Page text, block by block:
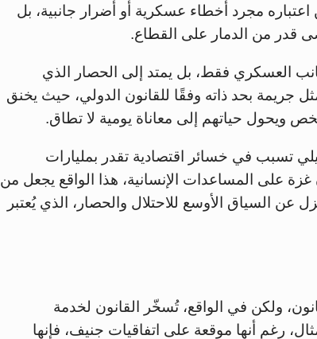
مجرد أخطاء عسكرية أو أضرار جانبية، بل
قدر من الدمار على القطاع.
العسكري فقط، بل يمتد إلى الحصار الذي
2007، هذا الحصار يمثل جريمة بحد ذاته وفقًا للقانون الدولي، حيث يخنق
ويحول حياتهم إلى معاناة يومية لا تطاق.
تسبب في خسائر اقتصادية تقدر بمليارات
أكثر من 80% من سكان غزة على المساعدات الإنسانية، هذا الواقع يجعل من
إلى الحرب في أكتوبر 2023 بمعزل عن السياق الأوسع للاحتلال والحصار، الذي يُعتبر
ولكن في الواقع، تُسخّر القانون لخدمة
رغم أنها موقعة على اتفاقيات جنيف، فإنها